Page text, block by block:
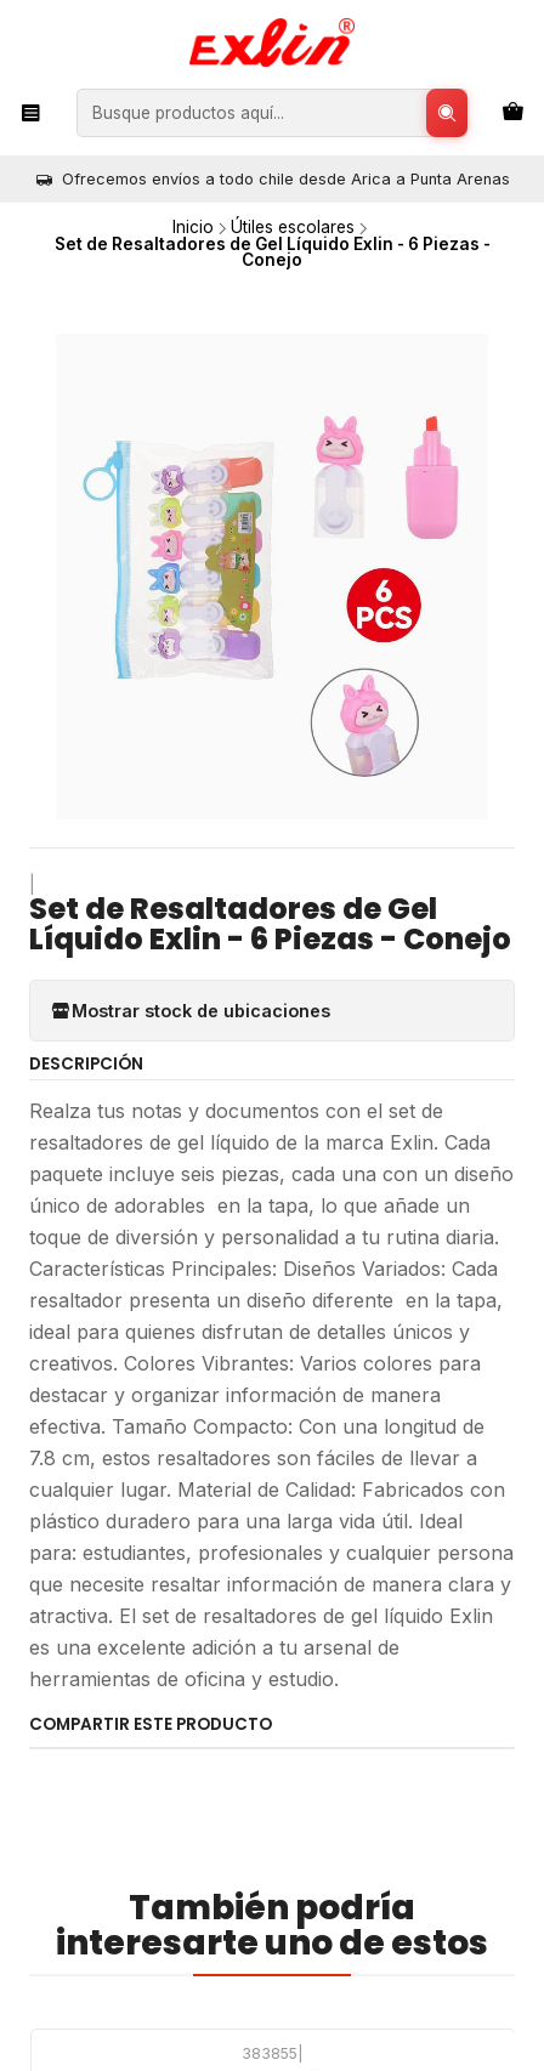
Ofrecemos envíos a todo chile desde Arica a Punta Arenas
Inicio
Útiles escolares
Set de Resaltadores de Gel Líquido Exlin - 6 Piezas -
Conejo
Set de Resaltadores de Gel
Líquido Exlin - 6 Piezas - Conejo
Mostrar stock de ubicaciones
DESCRIPCIÓN
Realza tus notas y documentos con el set de
resaltadores de gel líquido de la marca Exlin. Cada
paquete incluye seis piezas, cada una con un diseño
único de adorables en la tapa, lo que añade un
toque de diversión y personalidad a tu rutina diaria.
Características Principales: Diseños Variados: Cada
resaltador presenta un diseño diferente en la tapa,
ideal para quienes disfrutan de detalles únicos y
creativos. Colores Vibrantes: Varios colores para
destacar y organizar información de manera
efectiva. Tamaño Compacto: Con una longitud de
7.8 cm, estos resaltadores son fáciles de llevar a
cualquier lugar. Material de Calidad: Fabricados con
plástico duradero para una larga vida útil. Ideal
para: estudiantes, profesionales y cualquier persona
que necesite resaltar información de manera clara y
atractiva. El set de resaltadores de gel líquido Exlin
es una excelente adición a tu arsenal de
herramientas de oficina y estudio.
COMPARTIR ESTE PRODUCTO
También podría
interesarte uno de estos
383855